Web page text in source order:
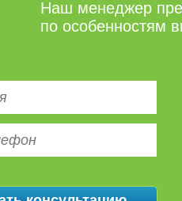
Наш менеджер
по особенностям